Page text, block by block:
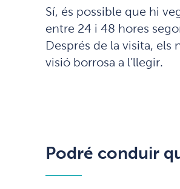
Sí, és possible que hi
entre 24 i 48 hores
Després de la visita,
visió borrosa a l’llegir.
Podré conduir